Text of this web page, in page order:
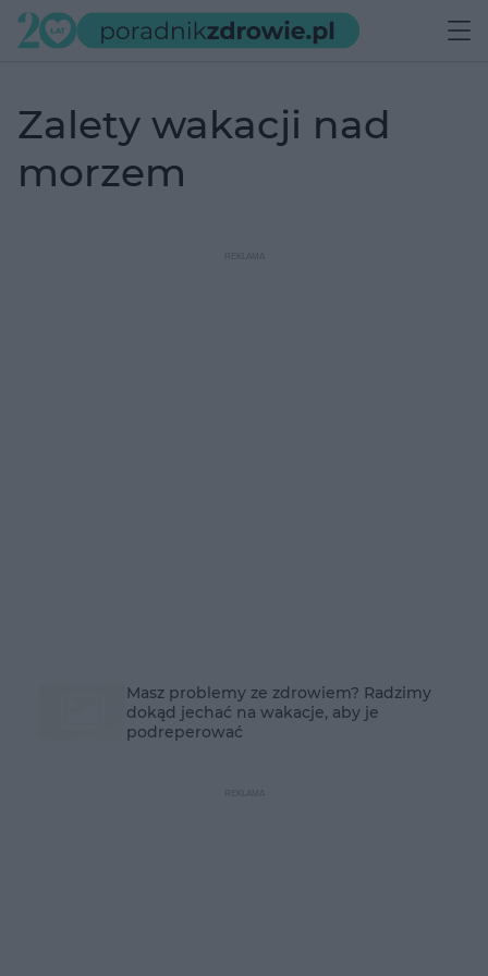
zalety wakacji nad
morzem
Masz problemy ze zdrowiem? Radzimy
dokąd jechać na wakacje, aby je
podreperować